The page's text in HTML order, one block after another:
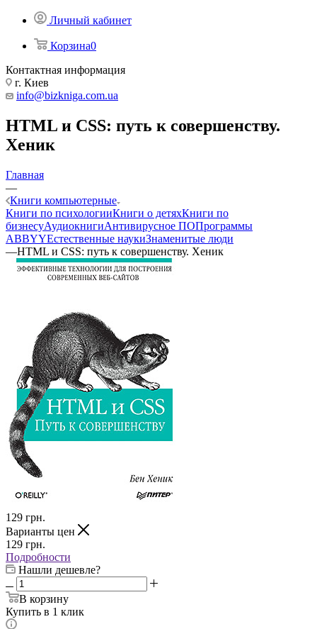
Личный кабинет
Корзина0
Контактная информация
г. Киев
info@bizkniga.com.ua
HTML и CSS: путь к совершенству.
Хеник
Главная
—
Книги компьютерные
Книги по психологииКниги о детяхКниги по
бизнесуАудиокнигиАнтивирусное ПОПрограммы
ABBYYЕстественные наукиЗнаменитые люди
—HTML и CSS: путь к совершенству. Хеник
129 грн.
Варианты цен
129 грн.
Подробности
Нашли дешевле?
В корзину
Купить в 1 клик